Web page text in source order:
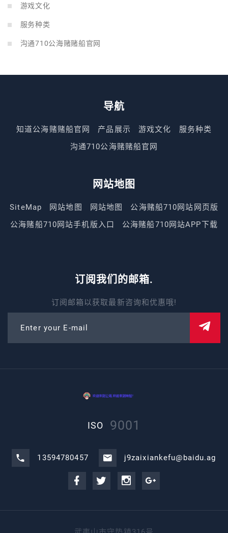
游戏文化
服务种类
沟通710公海赌赌船官网
导航
知道公海赌赌船官网 产品展示 游戏文化
服务种类
沟通710公海赌赌船官网
网站地图
SiteMap 网站地图 网站地图
公海赌船710网站网页版
公海赌船710网站手机版入口
公海赌船710网站APP下载
订阅我们的邮箱.
订阅邮箱以获取最新咨询和优惠哦!
Enter your E-mail
ISO 9001
13594780457 j9zaixiankefu@baidu.ag